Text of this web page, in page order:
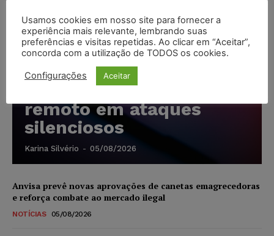
Cibercriminosos
exploram softwares
legítimos para instalar
ferramentas de acesso
remoto em ataques
silenciosos
Karina Silvério - 05/08/2026
Anvisa prevê novas aprovações de canetas emagrecedoras
e reforça combate ao mercado ilegal
NOTÍCIAS 05/08/2026
Usamos cookies em nosso site para fornecer a
experiência mais relevante, lembrando suas
preferências e visitas repetidas. Ao clicar em “Aceitar”,
concorda com a utilização de TODOS os cookies.
Configurações Aceitar